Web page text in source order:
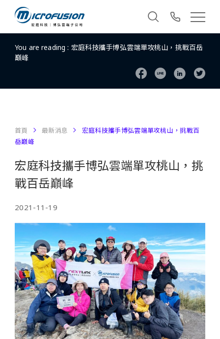
You are reading : 宏庭科技攜手博弘雲端單攻桃山，挑戰百岳
巔峰
首頁 最新消息
宏庭科技攜手博弘雲端單攻桃山，挑戰百
岳巔峰
宏庭科技攜手博弘雲端單攻桃山，挑
戰百岳巔峰
2021-11-19